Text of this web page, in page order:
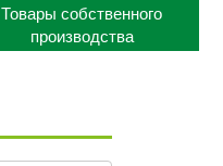
Товары собственного
производства